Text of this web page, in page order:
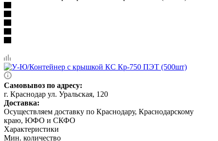
Самовывоз по адресу:
г. Краснодар ул. Уральская, 120
Доставка:
Осуществляем доставку по Краснодару, Краснодарскому
краю, ЮФО и СКФО
Характеристики
Мин. количество